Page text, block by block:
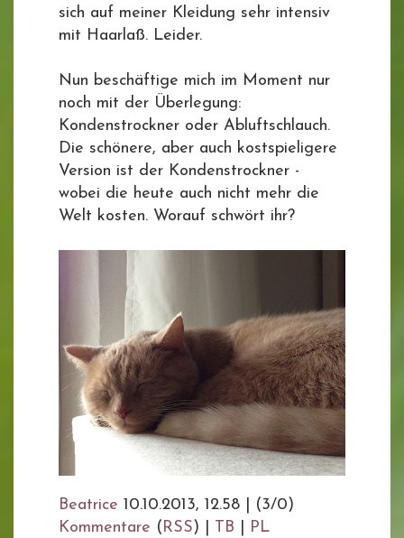
sich auf meiner Kleidung sehr intensiv
mit Haarlaß. Leider.
Nun beschäftige mich im Moment nur
noch mit der Überlegung:
Kondenstrockner oder Abluftschlauch.
Die schönere, aber auch kostspieligere
Version ist der Kondenstrockner -
wobei die heute auch nicht mehr die
Welt kosten. Worauf schwört ihr?
Beatrice 10.10.2013, 12.58
(3/0)
Kommentare ( RSS) | TB PL